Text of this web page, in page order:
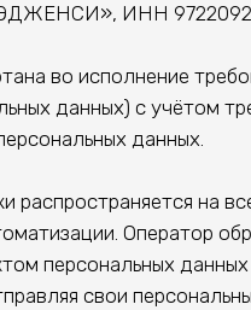
ИНН
во исполнение
данных) с учётом
данных.
на
Оператор
персональных
свои